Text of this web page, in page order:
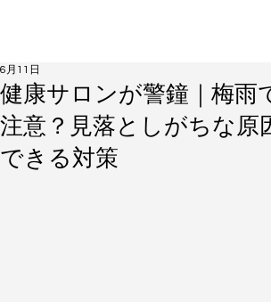
健康サロンが警鐘｜梅雨
注意？見落としがちな原
できる対策
6月11日